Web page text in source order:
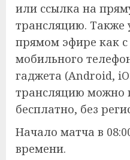
или ссылка на
трансляцию. Также
прямом эфире как
мобильного
гаджета (Android,
трансляцию можно
бесплатно, без
Начало матча в
времени.